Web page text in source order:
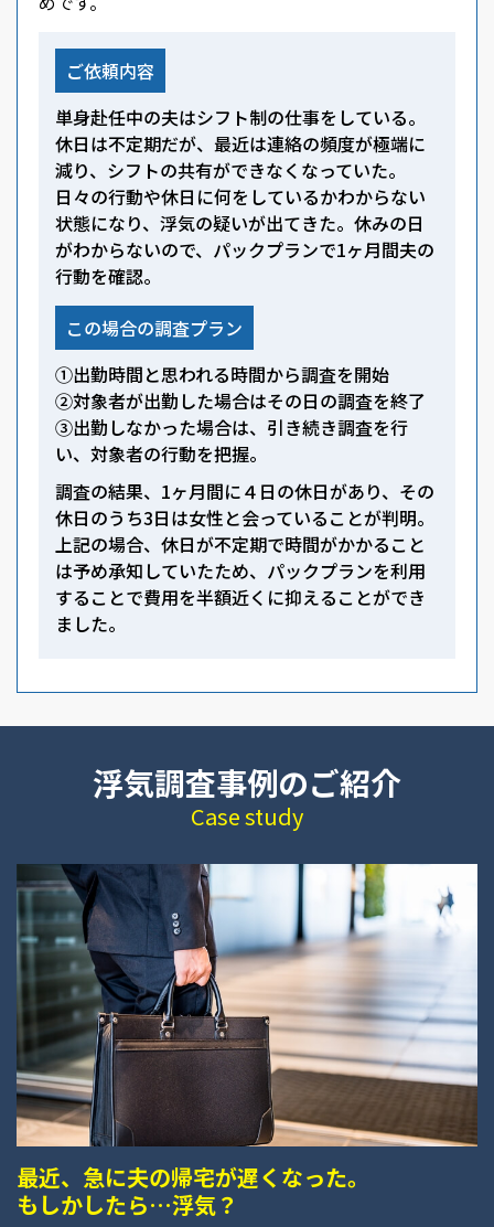
ご依頼内容
単身赴任中の夫はシフト制の仕事をしている。
休日は不定期だが、最近は連絡の頻度が極端に
減り、シフトの共有ができなくなっていた。
日々の行動や休日に何をしているかわからない
状態になり、浮気の疑いが出てきた。休みの日
がわからないので、パックプランで1ヶ月間夫の
行動を確認。
この場合の調査プラン
①出勤時間と思われる時間から調査を開始
②対象者が出勤した場合はその日の調査を終了
③出勤しなかった場合は、引き続き調査を行
い、対象者の行動を把握。
調査の結果、1ヶ月間に４日の休日があり、その
休日のうち3日は女性と会っていることが判明。
上記の場合、休日が不定期で時間がかかること
は予め承知していたため、パックプランを利用
することで費用を半額近くに抑えることができ
ました。
浮気調査事例のご紹介
Case study
最近、急に夫の帰宅が遅くなった。
もしかしたら…浮気？